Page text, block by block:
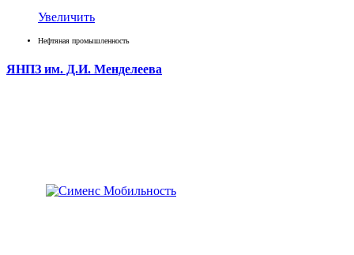
Увеличить
Нефтяная промышленность
ЯНПЗ им. Д.И. Менделеева